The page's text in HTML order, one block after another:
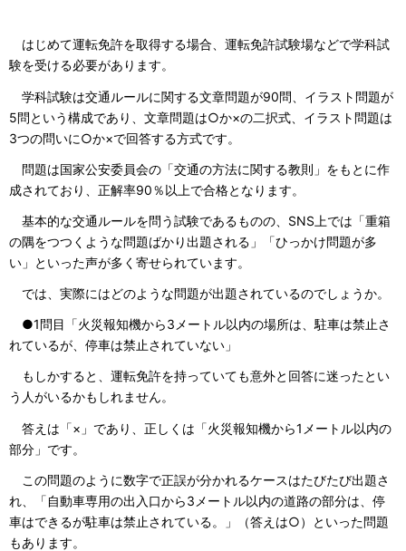
はじめて運転免許を取得する場合、運転免許試験場などで学科試
験を受ける必要があります。
学科試験は交通ルールに関する文章問題が90問、イラスト問題が
5問という構成であり、文章問題は○か×の二択式、イラスト問題は
3つの問いに○か×で回答する方式です。
問題は国家公安委員会の「交通の方法に関する教則」をもとに作
成されており、正解率90％以上で合格となります。
基本的な交通ルールを問う試験であるものの、SNS上では「重箱
の隅をつつくような問題ばかり出題される」「ひっかけ問題が多
い」といった声が多く寄せられています。
では、実際にはどのような問題が出題されているのでしょうか。
●1問目「火災報知機から3メートル以内の場所は、駐車は禁止さ
れているが、停車は禁止されていない」
もしかすると、運転免許を持っていても意外と回答に迷ったとい
う人がいるかもしれません。
答えは「×」であり、正しくは「火災報知機から1メートル以内の
部分」です。
この問題のように数字で正誤が分かれるケースはたびたび出題さ
れ、「自動車専用の出入口から3メートル以内の道路の部分は、停
車はできるが駐車は禁止されている。」（答えは○）といった問題
もあります。